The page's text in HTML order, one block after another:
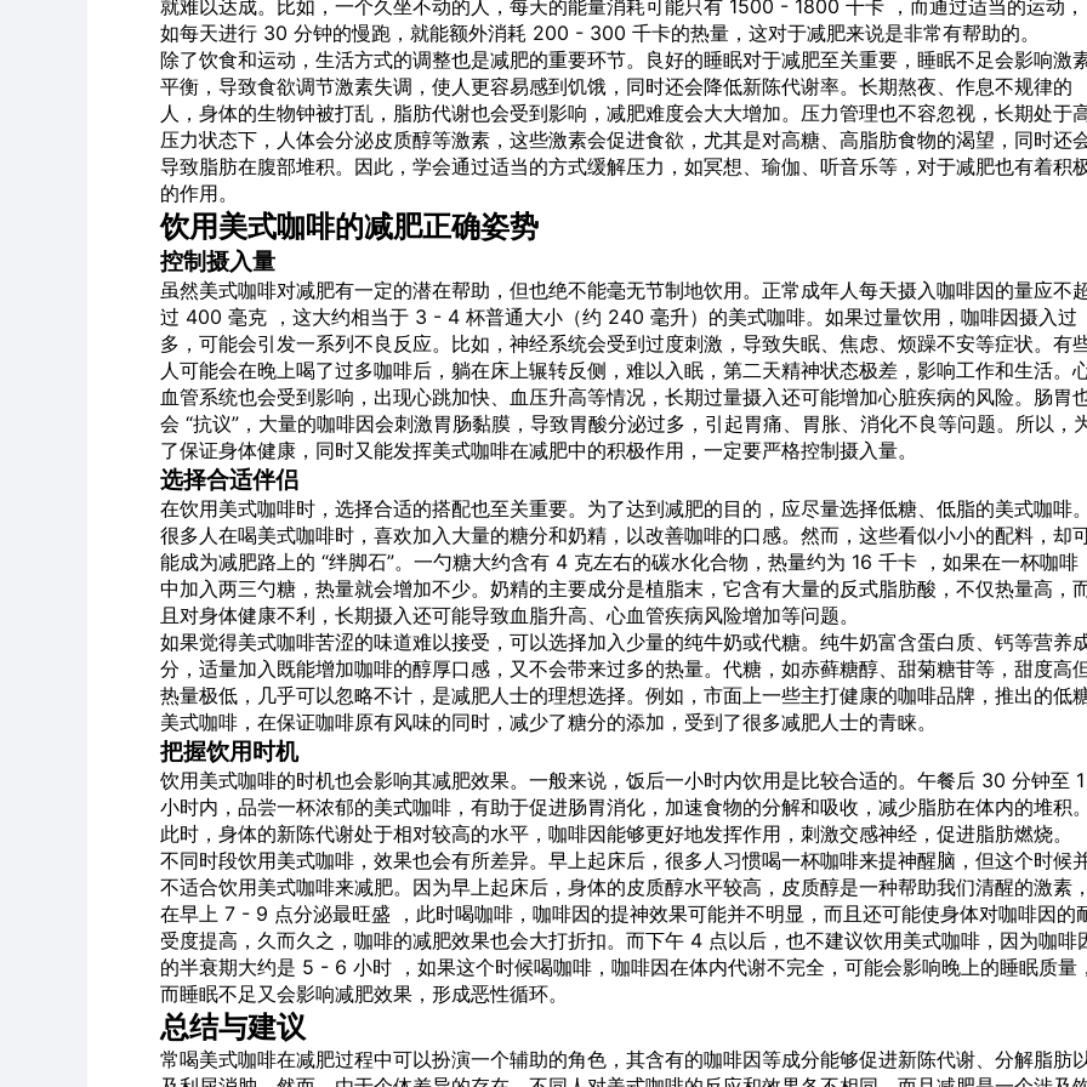
就难以达成。比如，一个久坐不动的人，每天的能量消耗可能只有 1500 - 1800 千卡 ，而通过适当的运动，
如每天进行 30 分钟的慢跑，就能额外消耗 200 - 300 千卡的热量，这对于减肥来说是非常有帮助的。
除了饮食和运动，生活方式的调整也是减肥的重要环节。良好的睡眠对于减肥至关重要，睡眠不足会影响激
平衡，导致食欲调节激素失调，使人更容易感到饥饿，同时还会降低新陈代谢率。长期熬夜、作息不规律的
人，身体的生物钟被打乱，脂肪代谢也会受到影响，减肥难度会大大增加。压力管理也不容忽视，长期处于
压力状态下，人体会分泌皮质醇等激素，这些激素会促进食欲，尤其是对高糖、高脂肪食物的渴望，同时还
导致脂肪在腹部堆积。因此，学会通过适当的方式缓解压力，如冥想、瑜伽、听音乐等，对于减肥也有着积
的作用。
饮用美式咖啡的减肥正确姿势
控制摄入量
虽然美式咖啡对减肥有一定的潜在帮助，但也绝不能毫无节制地饮用。正常成年人每天摄入咖啡因的量应不
过 400 毫克 ，这大约相当于 3 - 4 杯普通大小（约 240 毫升）的美式咖啡。如果过量饮用，咖啡因摄入过
多，可能会引发一系列不良反应。比如，神经系统会受到过度刺激，导致失眠、焦虑、烦躁不安等症状。有
人可能会在晚上喝了过多咖啡后，躺在床上辗转反侧，难以入眠，第二天精神状态极差，影响工作和生活。
血管系统也会受到影响，出现心跳加快、血压升高等情况，长期过量摄入还可能增加心脏疾病的风险。肠胃
会 “抗议”，大量的咖啡因会刺激胃肠黏膜，导致胃酸分泌过多，引起胃痛、胃胀、消化不良等问题。所以，
了保证身体健康，同时又能发挥美式咖啡在减肥中的积极作用，一定要严格控制摄入量。
选择合适伴侣
在饮用美式咖啡时，选择合适的搭配也至关重要。为了达到减肥的目的，应尽量选择低糖、低脂的美式咖啡。
很多人在喝美式咖啡时，喜欢加入大量的糖分和奶精，以改善咖啡的口感。然而，这些看似小小的配料，却
能成为减肥路上的 “绊脚石”。一勺糖大约含有 4 克左右的碳水化合物，热量约为 16 千卡 ，如果在一杯咖啡
中加入两三勺糖，热量就会增加不少。奶精的主要成分是植脂末，它含有大量的反式脂肪酸，不仅热量高，
且对身体健康不利，长期摄入还可能导致血脂升高、心血管疾病风险增加等问题。
如果觉得美式咖啡苦涩的味道难以接受，可以选择加入少量的纯牛奶或代糖。纯牛奶富含蛋白质、钙等营养
分，适量加入既能增加咖啡的醇厚口感，又不会带来过多的热量。代糖，如赤藓糖醇、甜菊糖苷等，甜度高
热量极低，几乎可以忽略不计，是减肥人士的理想选择。例如，市面上一些主打健康的咖啡品牌，推出的低
美式咖啡，在保证咖啡原有风味的同时，减少了糖分的添加，受到了很多减肥人士的青睐。
把握饮用时机
饮用美式咖啡的时机也会影响其减肥效果。一般来说，饭后一小时内饮用是比较合适的。午餐后 30 分钟至 1
小时内，品尝一杯浓郁的美式咖啡，有助于促进肠胃消化，加速食物的分解和吸收，减少脂肪在体内的堆积。
此时，身体的新陈代谢处于相对较高的水平，咖啡因能够更好地发挥作用，刺激交感神经，促进脂肪燃烧。
不同时段饮用美式咖啡，效果也会有所差异。早上起床后，很多人习惯喝一杯咖啡来提神醒脑，但这个时候
不适合饮用美式咖啡来减肥。因为早上起床后，身体的皮质醇水平较高，皮质醇是一种帮助我们清醒的激素，
在早上 7 - 9 点分泌最旺盛 ，此时喝咖啡，咖啡因的提神效果可能并不明显，而且还可能使身体对咖啡因的
受度提高，久而久之，咖啡的减肥效果也会大打折扣。而下午 4 点以后，也不建议饮用美式咖啡，因为咖啡
的半衰期大约是 5 - 6 小时 ，如果这个时候喝咖啡，咖啡因在体内代谢不完全，可能会影响晚上的睡眠质量，
而睡眠不足又会影响减肥效果，形成恶性循环。
总结与建议
常喝美式咖啡在减肥过程中可以扮演一个辅助的角色，其含有的咖啡因等成分能够促进新陈代谢、分解脂肪